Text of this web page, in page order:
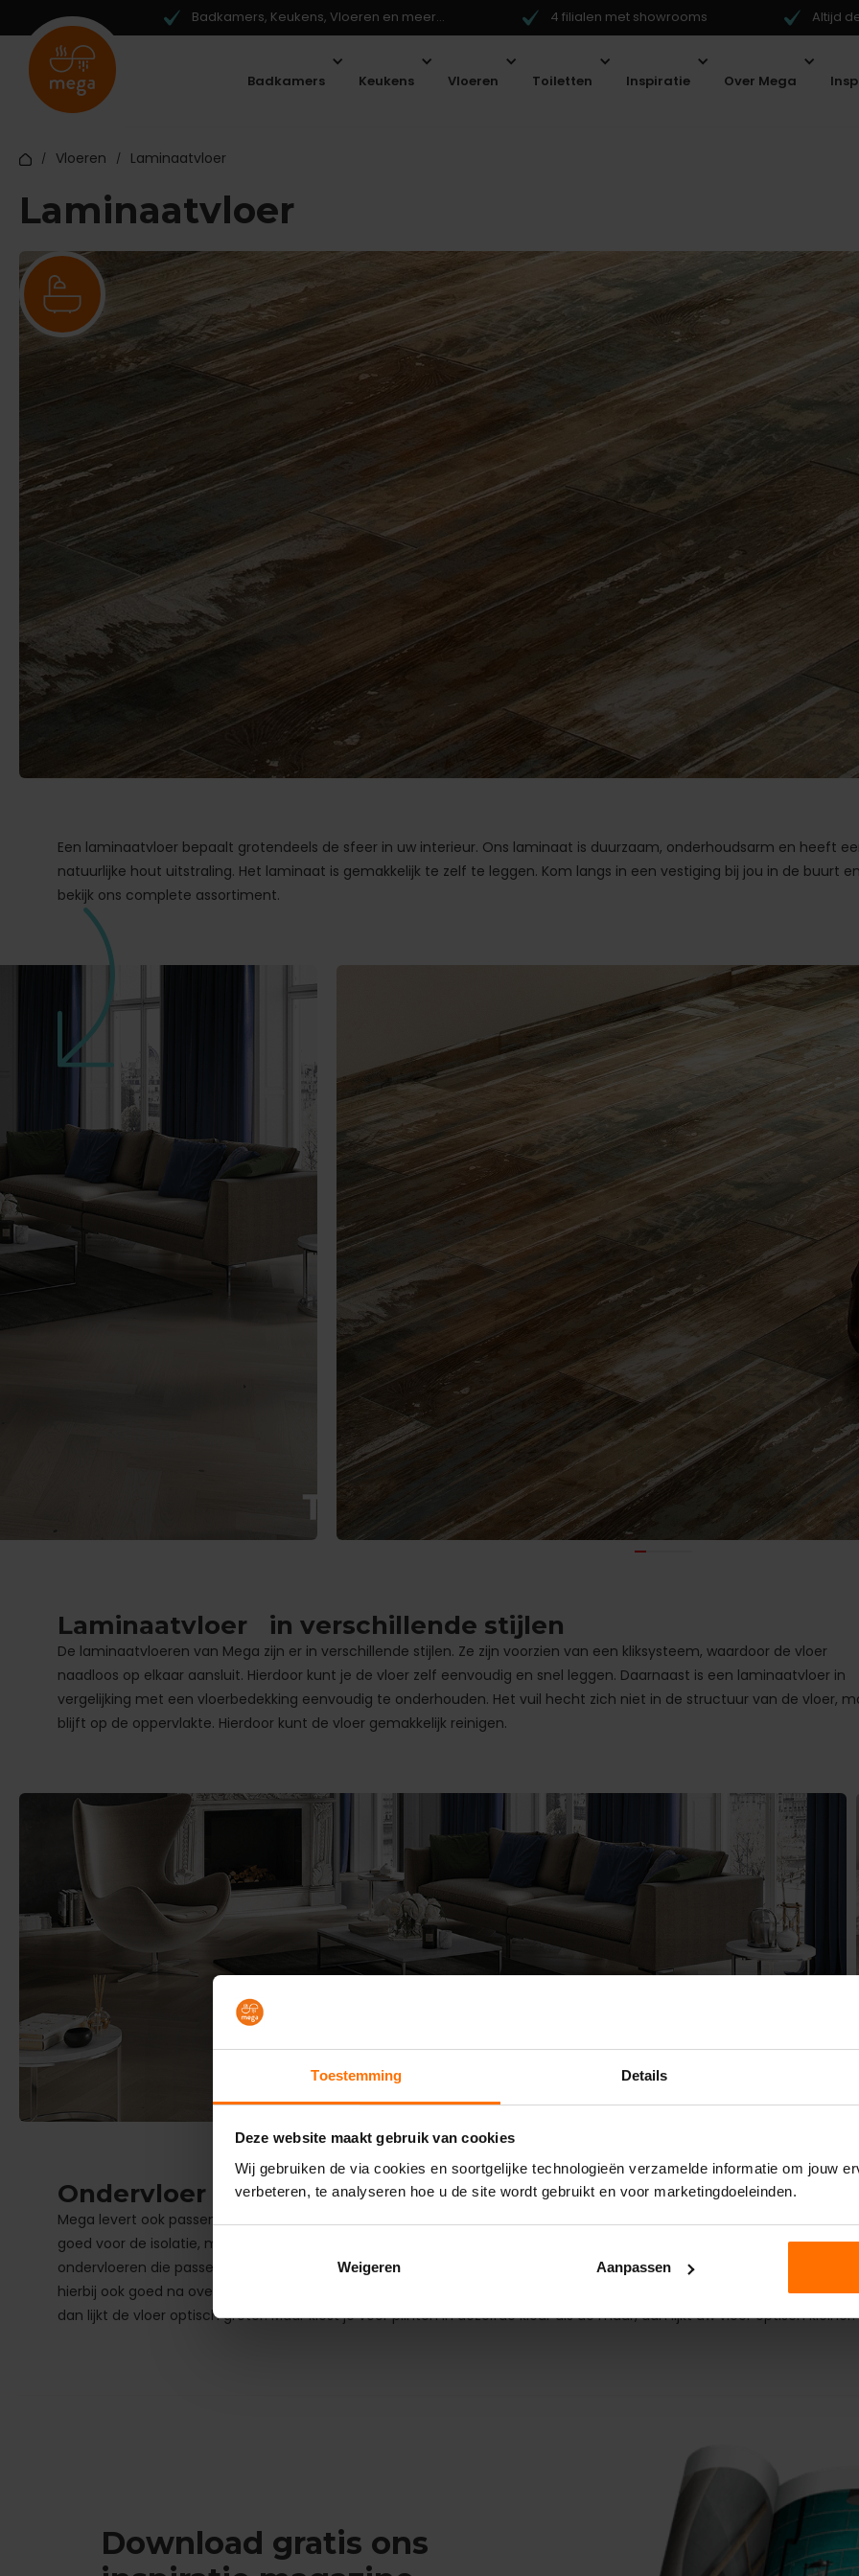
Toestemming Details
Deze website maakt gebruik van cookies
Wij gebruiken de via cookies en soortgelijke technologieën verzamelde informatie om jouw
verbeteren, te analyseren hoe u de site wordt gebruikt en voor marketingdoeleinden.
Weigeren Aanpassen
Badkamers, Keukens, Vloeren en meer... 4 filialen met showrooms Altijd
Badkamers Keukens Vloeren Toiletten Inspiratie Over Mega
/ Vloeren / Laminaatvloer
Laminaatvloer
Een laminaatvloer bepaalt grotendeels de sfeer in uw interieur. Ons laminaat is duurzaam, onderhoudsarm en heeft
natuurlijke hout uitstraling. Het laminaat is gemakkelijk te zelf te leggen. Kom langs in een vestiging bij jou in de buurt
bekijk ons complete assortiment.
Laminaatvloer in verschillende stijlen
De laminaatvloeren van Mega zijn er in verschillende stijlen. Ze zijn voorzien van een kliksysteem, waardoor de vloer
naadloos op elkaar aansluit. Hierdoor kunt je de vloer zelf eenvoudig en snel leggen. Daarnaast is een laminaatvloer in
vergelijking met een vloerbedekking eenvoudig te onderhouden. Het vuil hecht zich niet in de structuur van de vloer,
blijft op de oppervlakte. Hierdoor kunt de vloer gemakkelijk reinigen.
Ondervloer en plinten
Mega levert ook passende ondervloeren en plinten. Een ondervloer is erg belangrijk bij een laminaatvloer. Het is niet
goed voor de isolatie, maar ook voor geluidsdemping en tegen vocht. Daarnaast gaat uw vloer langer mee. Mega
ondervloeren die passen bij jouw wensen. Daarnaast maakt je met de juiste plinten de laminaatvloer helemaal af. Denk
hierbij ook goed na over de kleur van de plinten ten opzichte van uw vloer. Kiest je voor plinten in dezelfde kleur als de
dan lijkt de vloer optisch groter. Maar kiest je voor plinten in dezelfde kleur als de muur, dan lijkt uw vloer optisch kleiner.
Download gratis ons